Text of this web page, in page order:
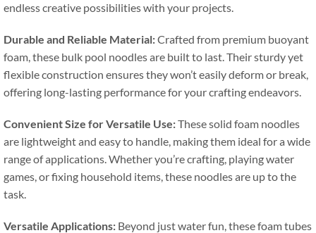
endless creative possibilities with your projects.
Durable and Reliable Material:Crafted from premium buoyant
foam,these bulk pool noodles are built to last.Their sturdy yet
flexible construction ensures they won’t easily deform or break,
offering long-lasting performance for your crafting endeavors.
Convenient Size for Versatile Use:These solid foam noodles
are lightweight and easy to handle, making them ideal for a wide
range of applications.Whether you’re crafting, playing water
games,or fixing household items,these noodles are up to the
task.
Versatile Applications: Beyond just water fun,these foam tubes